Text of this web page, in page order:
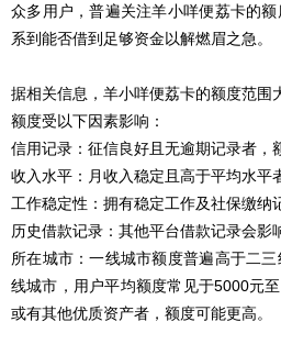
众多用户，普遍关注羊小咩便荔卡的
系到能否借到足够资金以解燃眉之急。
据相关信息，羊小咩便荔卡的额度范围
额度受以下因素影响：
信用记录：征信良好且无逾期记录者，
收入水平：月收入稳定且高于平均水平
工作稳定性：拥有稳定工作及社保缴纳
历史借款记录：其他平台借款记录会影
所在城市：一线城市额度普遍高于二
线城市，用户平均额度常见于5000元
或有其他优质资产者，额度可能更高。